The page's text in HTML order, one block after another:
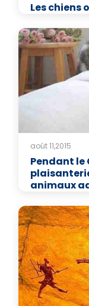
Les chiens
août 11,2015
Pendant
animaux